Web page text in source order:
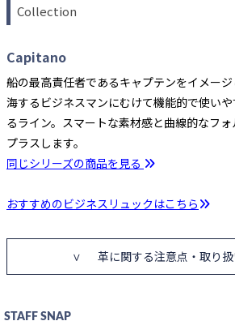
Collection
Capitano
船の最高責任者であるキャプテンをイメー
海するビジネスマンにむけて機能的で使い
るライン。スマートな素材感と曲線的なフ
プラスします。
同じシリーズの商品を見る
おすすめのビジネスリュックはこちら
革に関する注意点・取り
STAFF SNAP